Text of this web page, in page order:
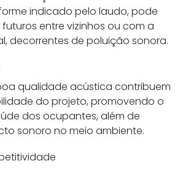
indicado pelo laudo, pode
entre vizinhos ou com a
decorrentes de poluição sonora.
qualidade acústica contribuem
do projeto, promovendo o
dos ocupantes, além de
sonoro no meio ambiente.